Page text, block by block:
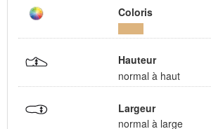
Coloris
Hauteur
normal à haut
Largeur
normal à large